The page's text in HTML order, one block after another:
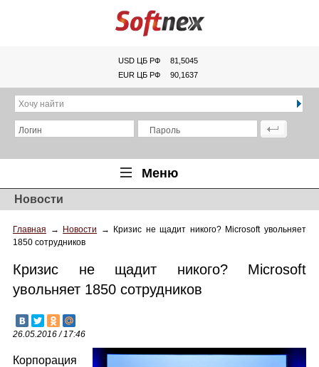
USD ЦБ РФ
81,5045
EUR ЦБ РФ
90,1637
Хочу найти
Логин Пароль
Меню
Главная
Обзоры
Новинки
Новости
Главная → Новости →
Кризис не щадит никого? Microsoft увольняет
1850 сотрудников
Кризис не щадит никого? Microsoft
увольняет 1850 сотрудников
26.05.2016 / 17:46
Корпорация